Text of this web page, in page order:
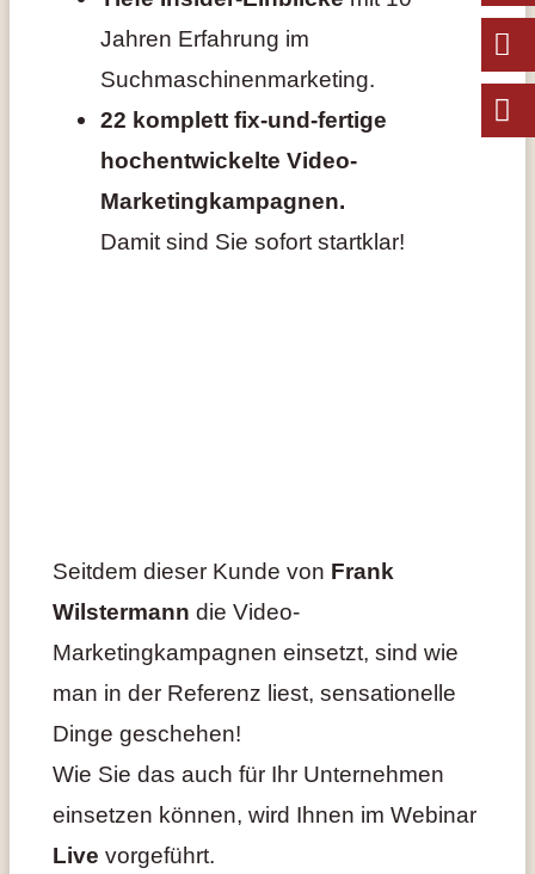
Jahren Erfahrung im
Suchmaschinenmarketing.
22 komplett fix-und-fertige
hochentwickelte Video-
Marketingkampagnen.
Damit sind Sie sofort startklar!
Seitdem dieser Kunde von Frank
Wilstermann die Video-
Marketingkampagnen einsetzt, sind wie
man in der Referenz liest, sensationelle
Dinge geschehen!
Wie Sie das auch für Ihr Unternehmen
einsetzen können, wird Ihnen im Webinar
Live vorgeführt.